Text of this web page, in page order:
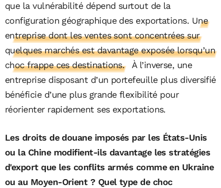
que la vulnérabilité dépend surtout de la
configuration géographique des exportations. Une
entreprise dont les ventes sont concentrées sur
quelques marchés est davantage exposée lorsqu’un
choc frappe ces destinations.
À l’inverse, une
entreprise disposant d’un portefeuille plus diversifié
bénéficie d’une plus grande flexibilité pour
réorienter rapidement ses exportations.
Les droits de douane imposés par les États-Unis
ou la Chine modifient-ils davantage les stratégies
d'export que les conflits armés comme en Ukraine
ou au Moyen-Orient ? Quel type de choc